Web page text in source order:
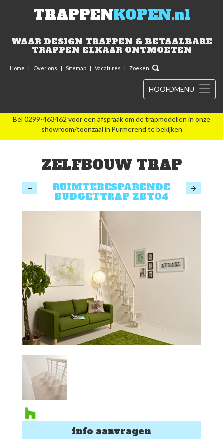
TRAPPENKOPEN.nl
WAAR DESIGN TRAPPEN & BETAALBARE
TRAPPEN ELKAAR ONTMOETEN
Home | Over ons | Sitemap | Vacatures | Zoeken
HOOFDMENU
Bel 0299-463462 voor een afspraak om de trapmodellen in onze
showroom/toonzaal in Purmerend te bekijken
ZELFBOUW TRAP
RUIMTEBESPARENDE
BUDGETTRAP ZBT04
info aanvragen